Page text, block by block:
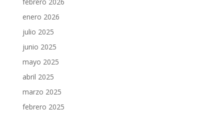
enero 2026
julio 2025
junio 2025
mayo 2025
abril 2025
marzo 2025
febrero 2025